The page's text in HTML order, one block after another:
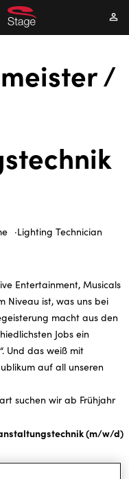
/
Lighting Technician
Entertainment, Musicals
Niveau ist, was uns bei
macht aus den
Jobs ein
Und das weiß mit
auf all unseren
suchen wir ab Frühjahr
(m/w/d)